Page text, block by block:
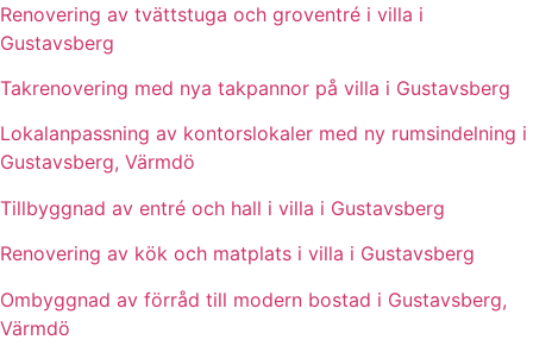
Renovering av tvättstuga och groventré i villa i
Gustavsberg
Takrenovering med nya takpannor på villa i Gustavsberg
Lokalanpassning av kontorslokaler med ny rumsindelning i
Gustavsberg, Värmdö
Tillbyggnad av entré och hall i villa i Gustavsberg
Renovering av kök och matplats i villa i Gustavsberg
Ombyggnad av förråd till modern bostad i Gustavsberg,
Värmdö